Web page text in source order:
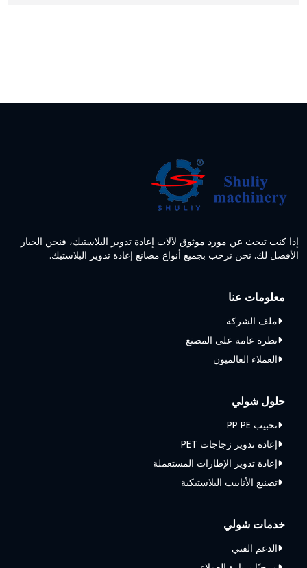
إذا كنت تبحث عن مورد موثوق لآلات إعادة تدوير البلاستيك، فنحن الخيار
الأفضل لك. نحن نرحب بجميع أنواع مصانع إعادة تدوير البلاستيك.
معلومات عنا
ملف الشركة
نظرة عامة على المصنع
العملاء العالميون
حلول شولي
تحبيب PP PE
إعادة تدوير زجاجات PET
إعادة تدوير الإطارات المستعملة
تصنيع الأنابيب البلاستيكية
خدمات شولي
الدعم الفني